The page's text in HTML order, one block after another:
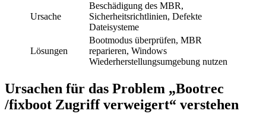
Ursache
Beschädigung des MBR,
Sicherheitsrichtlinien, Defekte
Dateisysteme
Lösungen
Bootmodus überprüfen, MBR
reparieren, Windows
Wiederherstellungsumgebung nutzen
Ursachen für das Problem „Bootrec
/fixboot Zugriff verweigert“ verstehen